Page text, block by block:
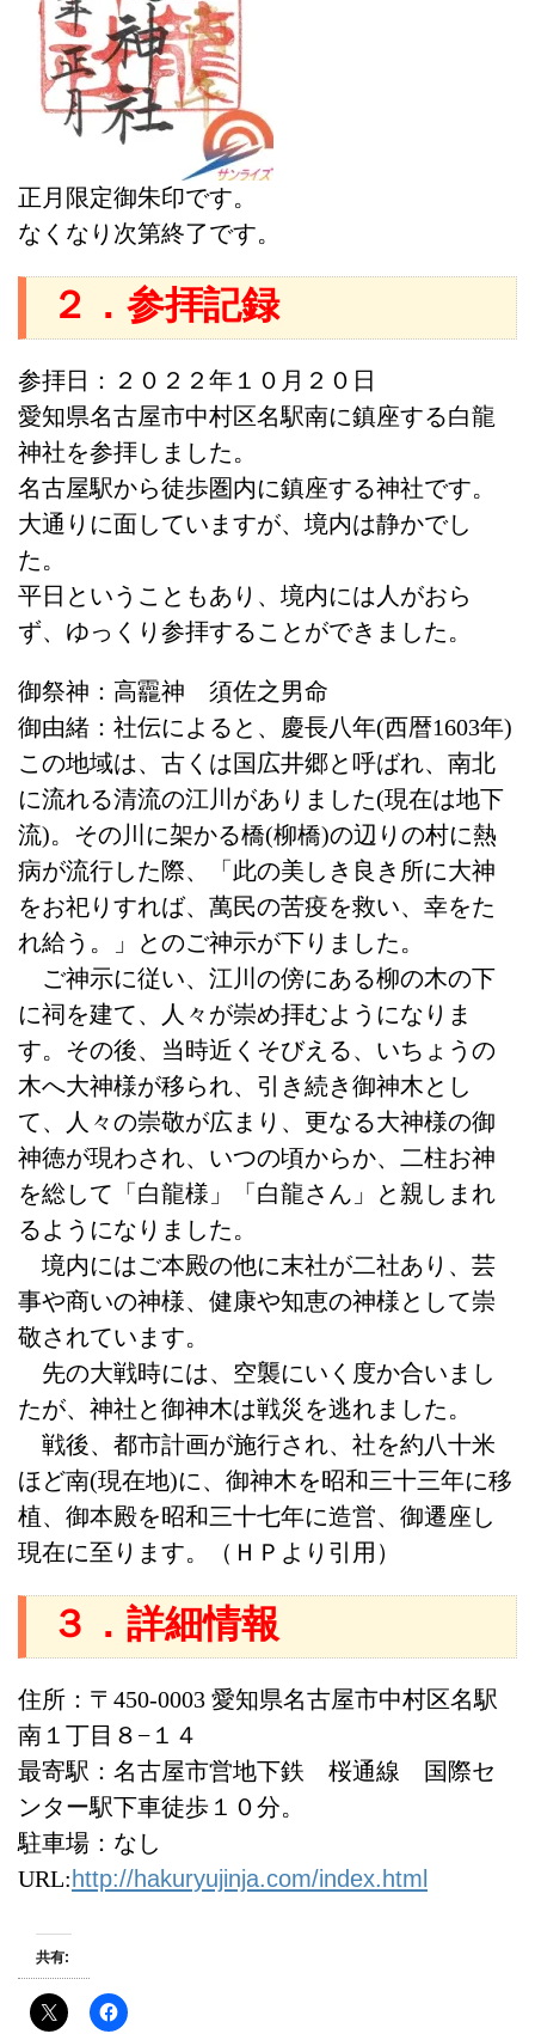
正月限定御朱印です。
なくなり次第終了です。
２．参拝記録
参拝日：２０２２年１０月２０日
愛知県名古屋市中村区名駅南に鎮座する白龍
神社を参拝しました。
名古屋駅から徒歩圏内に鎮座する神社です。
大通りに面していますが、境内は静かでし
た。
平日ということもあり、境内には人がおら
ず、ゆっくり参拝することができました。
御祭神： 高龗神 須佐之男命
御由緒：社伝によると、慶長八年(西暦1603年)
この地域は、古くは国広井郷と呼ばれ、南北
に流れる清流の江川がありました(現在は地下
流)。その川に架かる橋(柳橋)の辺りの村に熱
病が流行した際、「此の美しき良き所に大神
をお祀りすれば、萬民の苦疫を救い、幸をた
れ給う。」とのご神示が下りました。
ご神示に従い、江川の傍にある柳の木の下
に祠を建て、人々が崇め拝むようになりま
す。その後、当時近くそびえる、いちょうの
木へ大神様が移られ、引き続き御神木とし
て、人々の崇敬が広まり、更なる大神様の御
神徳が現わされ、いつの頃からか、二柱お神
を総して「白龍様」「白龍さん」と親しまれ
るようになりました。
境内にはご本殿の他に末社が二社あり、芸
事や商いの神様、健康や知恵の神様として崇
敬されています。
先の大戦時には、空襲にいく度か合いまし
たが、神社と御神木は戦災を逃れました。
戦後、都市計画が施行され、社を約八十米
ほど南(現在地)に、御神木を昭和三十三年に移
植、御本殿を昭和三十七年に造営、御遷座し
現在に至ります。
（ＨＰより引用）
３．詳細情報
住所：〒450-0003 愛知県名古屋市中村区名駅
南１丁目８−１４
最寄駅：名古屋市営地下鉄 桜通線 国際セ
ンター駅下車徒歩１０分。
駐車場：なし
URL: http://hakuryujinja.com/index.html
共有: